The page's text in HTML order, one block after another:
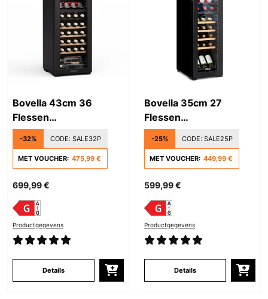
Bovella 43cm 36
Flessen
Wijnklimaatkast 2
Zones Zwart
-32% CODE: SALE32P
MET VOUCHER: 475,99 €
699,99 €
Productgegevens
Details
Bovella 35cm 27
Flessen
Wijnklimaatkast 2
Zones Zwart
-25% CODE: SALE25P
MET VOUCHER: 449,99 €
599,99 €
Productgegevens
Details